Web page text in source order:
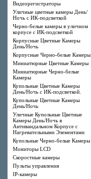
Видеорегистраторы
Уличные цветные камеры День/
Ночь с ИК-подсветкой
Черно-белые камеры в уличном
корпусе с ИК-подсветкой
Корпусные Цветные Камеры
День/Ночь
Корпусные Черно-белые Камеры
Миниатюрные Цветные Камеры
Миниатюрные Черно-белые
Камеры
Купольные Цветные Камеры
День/Ночь с ИК-подсветкой.
Купольные Цветные Камеры
День/Ночь
Уличные Купольные Цветные
Камеры День/Ночь в
Антивандальном Корпусе с
Нагревательными Элементами
Купольные Черно-белые Камеры
Мониторы LCD
Скоростные камеры
Пульты управления
IP-камеры